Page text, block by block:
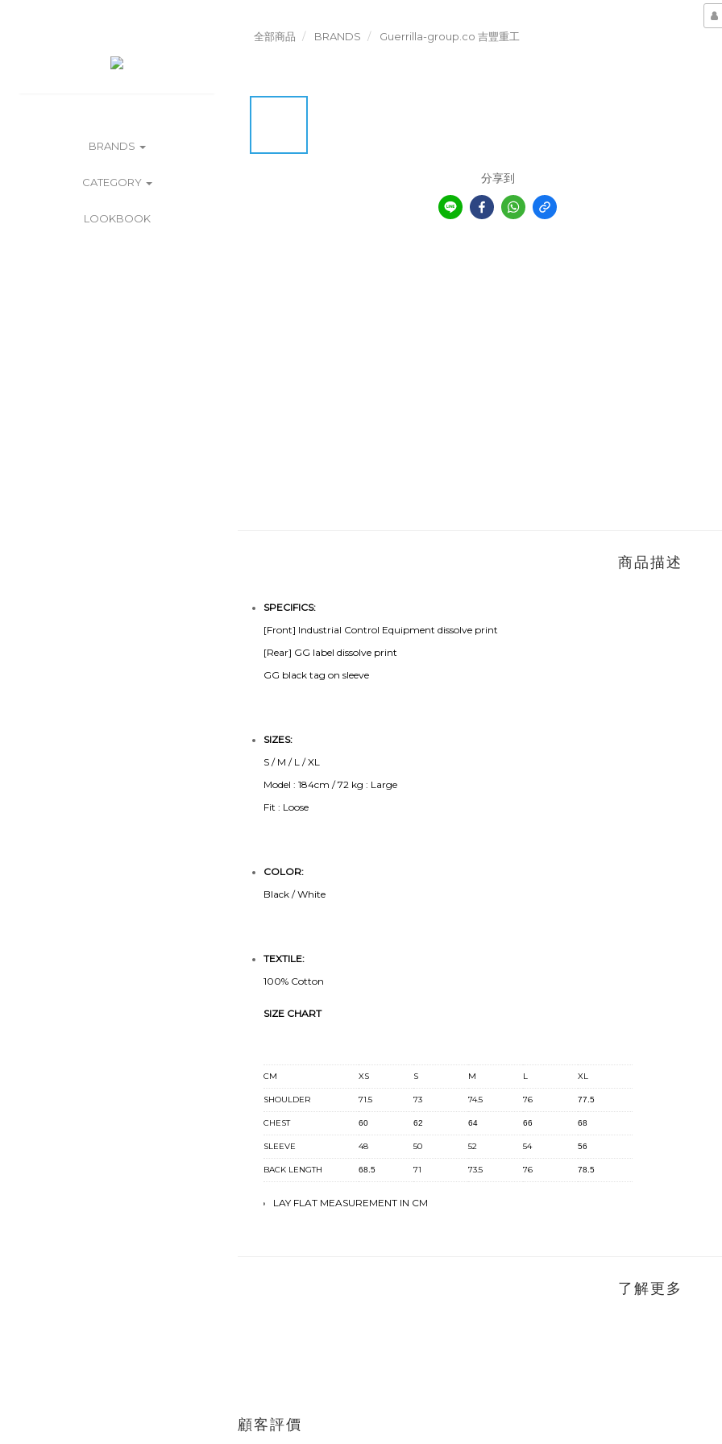
BRANDS
CATEGORY
LOOKBOOK
全部商品 BRANDS Guerrilla-group.co 吉豐重工
分享到
商品描述
SPECIFICS:
[Front] Industrial Control Equipment dissolve print
[Rear] GG label dissolve print
GG black tag on sleeve
SIZES:
S / M / L / XL
Model : 184cm / 72 kg : Large
Fit : Loose
COLOR:
Black / White
TEXTILE:
100% Cotton
SIZE CHART
CM XS S M L XL
SHOULDER 71.5 73 74.5 76 77.5
CHEST 60 62 64 66 68
SLEEVE 48 50 52 54 56
BACK LENGTH 68.5 71 73.5 76 78.5
LAY FLAT MEASUREMENT IN CM
了解更多
顧客評價